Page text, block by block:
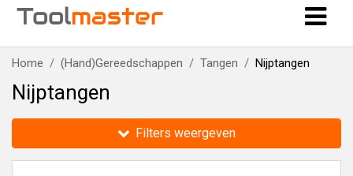
Toolmaster
Home (Hand)Gereedschappen Tangen Nijptangen
Nijptangen
Filters weergeven